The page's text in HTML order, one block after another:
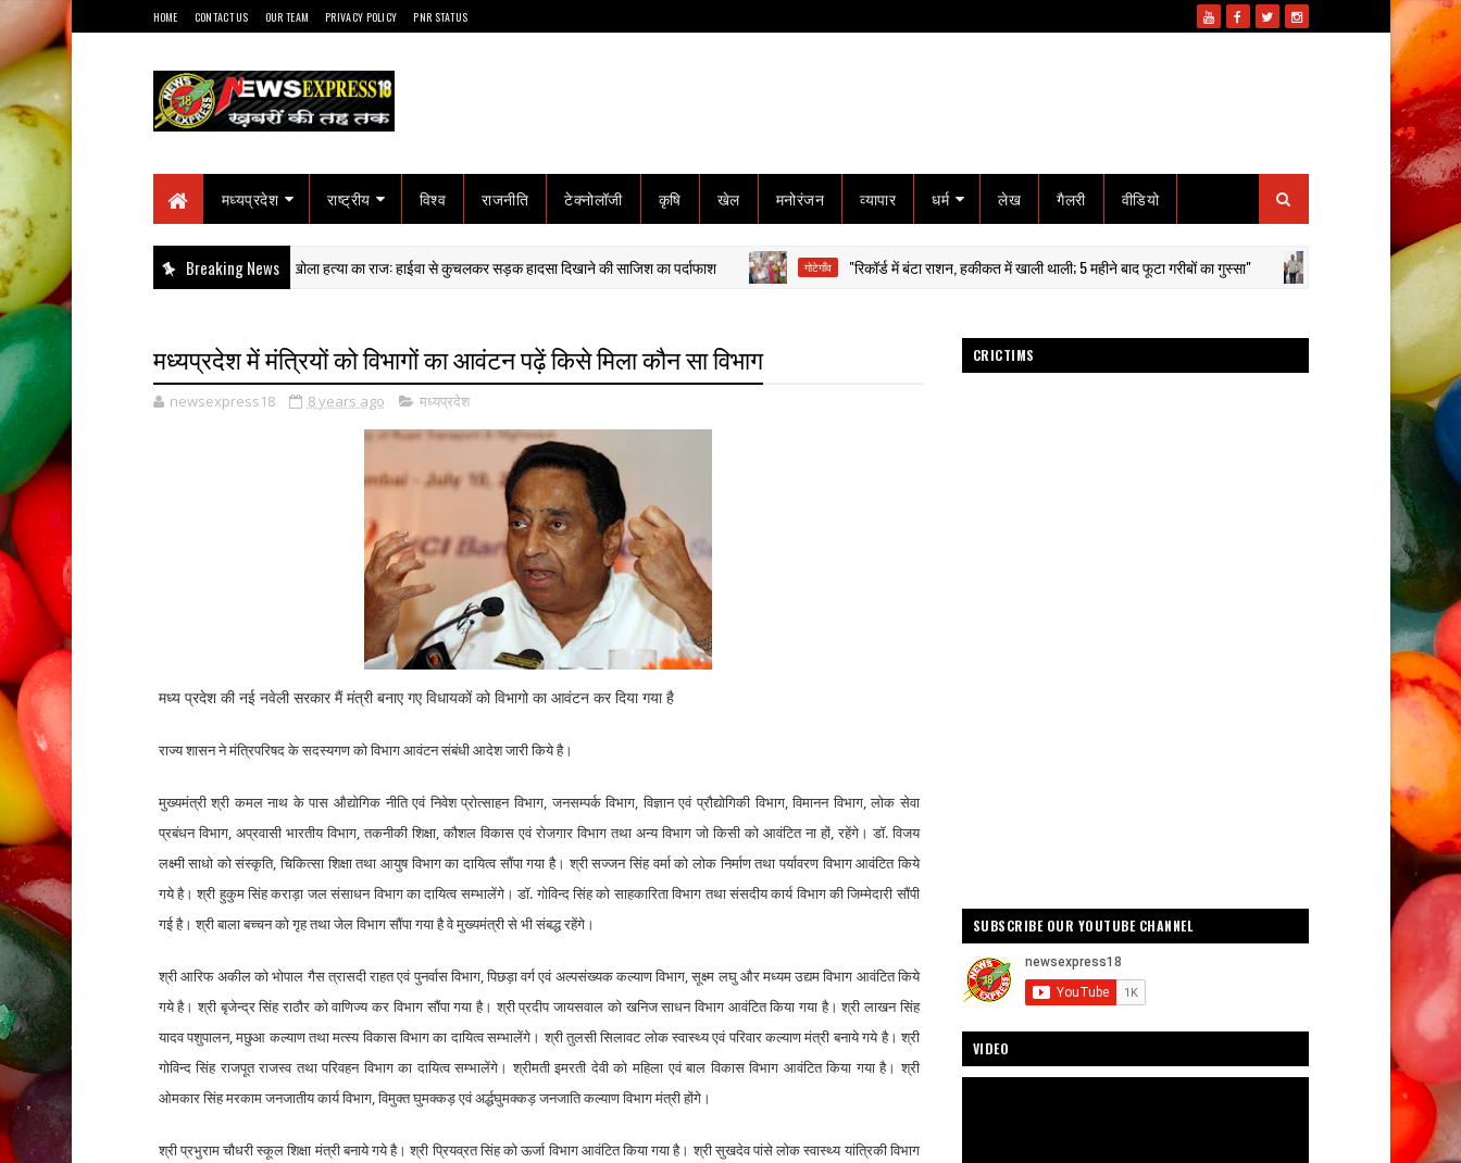
HOME CONTACT US OUR TEAM PRIVACY POLICY PNR STATUS
मध्यप्रदेश राष्ट्रीय विश्व राजनीति टेक्नोलॉजी कृषि खेल मनोरंजन व्यापार धर्म लेख गैलरी वीडियो
Breaking News
टूटे 'A' मोनोग्राम ने खोला हत्या का राज: हाईवा से कुचलकर सड़क हादसा दिखाने की साजिश का पर्दाफाश गोटेगाँव "रिकॉर्ड में बंटा राशन, हकीकत में खाली थाली; 5 महीने बाद फूटा गरीबों का गुस्सा" गोटेगाँव कानून के रखवाले कटघरे
मध्यप्रदेश में मंत्रियों को विभागों का आवंटन पढ़ें किसे मिला कौन सा विभाग
newsexpress18 8 years ago मध्यप्रदेश
मध्य प्रदेश की नई नवेली सरकार मैं मंत्री बनाए गए विधायकों को विभागो का आवंटन कर दिया गया है
राज्य शासन ने मंत्रिपरिषद के सदस्यगण को विभाग आवंटन संबंधी आदेश जारी किये है।
मुख्यमंत्री श्री कमल नाथ के पास औद्योगिक नीति एवं निवेश प्रोत्साहन विभाग, जनसम्पर्क विभाग, विज्ञान एवं प्रौद्योगिकी विभाग, विमानन विभाग, लोक सेवा
प्रबंधन विभाग, अप्रवासी भारतीय विभाग, तकनीकी शिक्षा, कौशल विकास एवं रोजगार विभाग तथा अन्य विभाग जो किसी को आवंटित ना हों, रहेंगे। डॉ. विजय
लक्ष्मी साधो को संस्कृति, चिकित्सा शिक्षा तथा आयुष विभाग का दायित्व सौंपा गया है। श्री सज्जन सिंह वर्मा को लोक निर्माण तथा पर्यावरण विभाग आवंटित किये
गये है। श्री हुकुम सिंह कराड़ा जल संसाधन विभाग का दायित्व सम्भालेंगे। डॉ. गोविन्द सिंह को साहकारिता विभाग तथा संसदीय कार्य विभाग की जिम्मेदारी सौंपी
गई है। श्री बाला बच्चन को गृह तथा जेल विभाग सौंपा गया है वे मुख्यमंत्री से भी संबद्ध रहेंगे।
श्री आरिफ अकील को भोपाल गैस त्रासदी राहत एवं पुनर्वास विभाग, पिछड़ा वर्ग एवं अल्पसंख्यक कल्याण विभाग, सूक्ष्म लघु और मध्यम उद्यम विभाग आवंटित किये
गये है। श्री बृजेन्द्र सिंह राठौर को वाणिज्य कर विभाग सौंपा गया है। श्री प्रदीप जायसवाल को खनिज साधन विभाग आवंटित किया गया है। श्री लाखन सिंह
यादव पशुपालन, मछुआ कल्याण तथा मत्स्य विकास विभाग का दायित्व सम्भालेंगे। श्री तुलसी सिलावट लोक स्वास्थ्य एवं परिवार कल्याण मंत्री बनाये गये है। श्री
गोविन्द सिंह राजपूत राजस्व तथा परिवहन विभाग का दायित्व सम्भालेंगे। श्रीमती इमरती देवी को महिला एवं बाल विकास विभाग आवंटित किया गया है। श्री
ओमकार सिंह मरकाम जनजातीय कार्य विभाग, विमुक्त घुमक्कड़ एवं अर्द्धघुमक्कड़ जनजाति कल्याण विभाग मंत्री होंगे।
श्री प्रभुराम चौधरी स्कूल शिक्षा मंत्री बनाये गये है। श्री प्रियव्रत सिंह को ऊर्जा विभाग आवंटित किया गया है। श्री सुखदेव पांसे लोक स्वास्थ्य यांत्रिकी विभाग
CRICTIMS
SUBSCRIBE OUR YOUTUBE CHANNEL
VIDEO